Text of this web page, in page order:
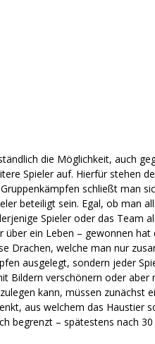
die Möglichkeit, auch
Spieler auf. Hierfür stehen
schließt man
beteiligt sein. Egal, ob man
Spieler oder das
ein Leben – gewonnen
Drachen, welche man nur
ausgelegt, sondern jeder
Bildern verschönern oder
kann, müssen zunächst
aus welchem das
begrenzt – spätestens nach